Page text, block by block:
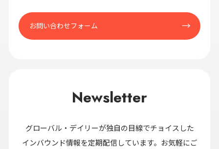
お問い合わせフォーム
Newsletter
グローバル・デイリーが独自の目線でチョイスした
インバウンド情報を定期配信しています。お気軽にご